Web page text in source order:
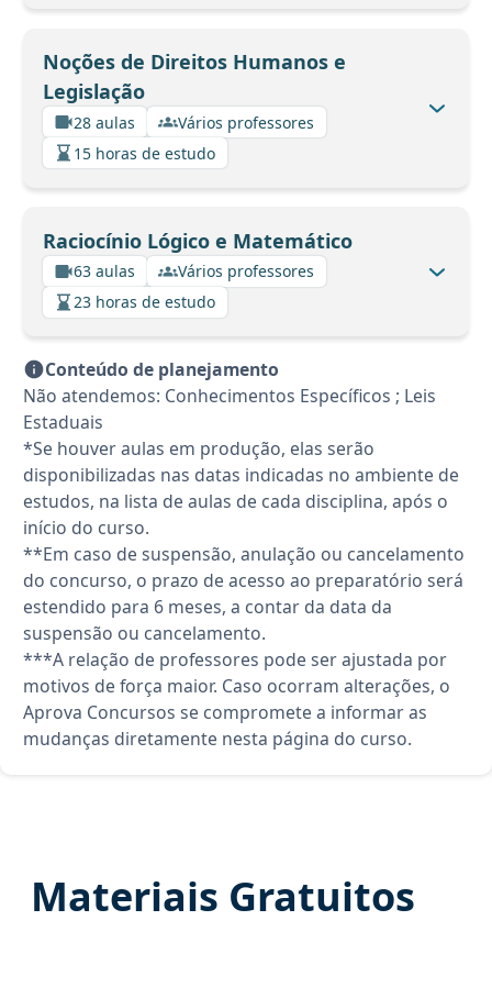
Noções de Direitos Humanos e
Legislação
28 aulas
Vários professores
15 horas de estudo
Raciocínio Lógico e Matemático
63 aulas
Vários professores
23 horas de estudo
Conteúdo de planejamento
Não atendemos: Conhecimentos Específicos ; Leis
Estaduais
*Se houver aulas em produção, elas serão
disponibilizadas nas datas indicadas no ambiente de
estudos, na lista de aulas de cada disciplina, após o
início do curso.
**Em caso de suspensão, anulação ou cancelamento
do concurso, o prazo de acesso ao preparatório será
estendido para 6 meses, a contar da data da
suspensão ou cancelamento.
***A relação de professores pode ser ajustada por
motivos de força maior. Caso ocorram alterações, o
Aprova Concursos se compromete a informar as
mudanças diretamente nesta página do curso.
Materiais Gratuitos